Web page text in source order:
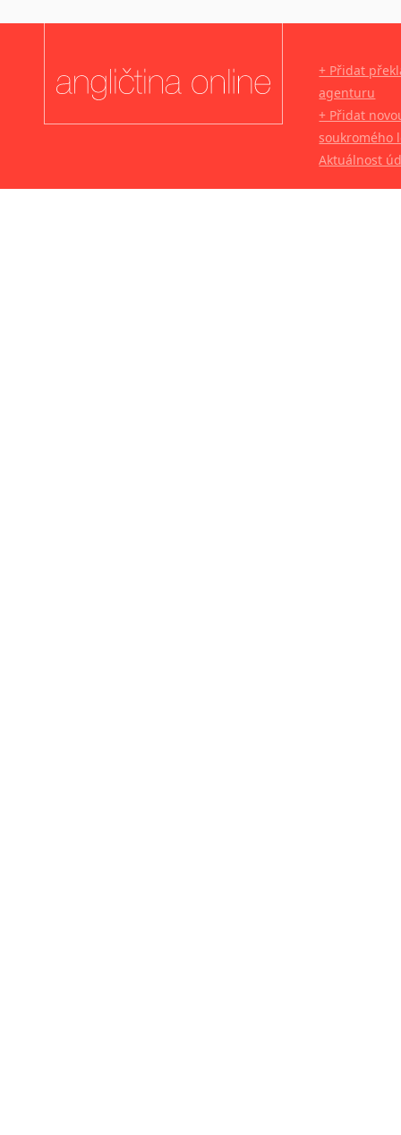
+ Přidat
agenturu
+ Přidat
soukromého
Aktuálnost